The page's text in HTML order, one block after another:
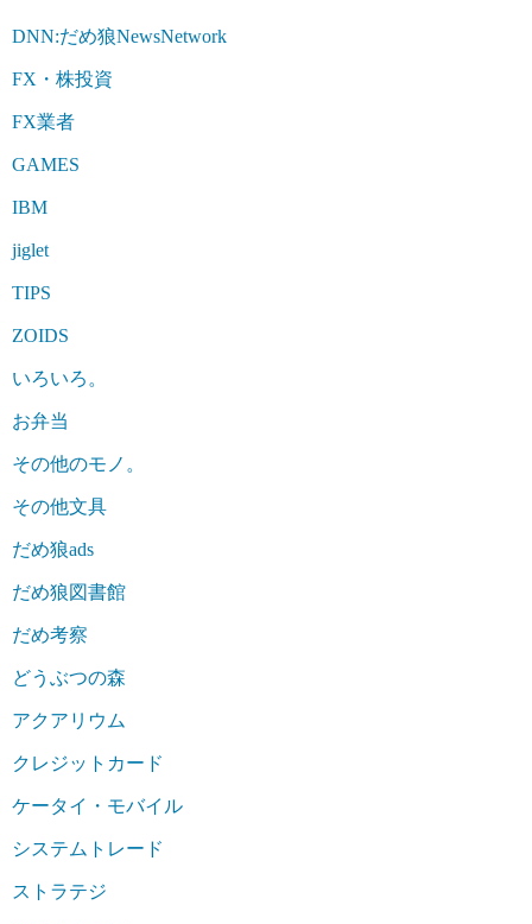
DNN:だめ狼NewsNetwork
FX・株投資
FX業者
GAMES
IBM
jiglet
TIPS
ZOIDS
いろいろ。
お弁当
その他のモノ。
その他文具
だめ狼ads
だめ狼図書館
だめ考察
どうぶつの森
アクアリウム
クレジットカード
ケータイ・モバイル
システムトレード
ストラテジ